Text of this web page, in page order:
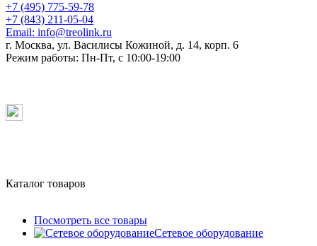
+7 (495) 775-59-78
+7 (843) 211-05-04
Email: info@treolink.ru
г. Москва, ул. Василисы Кожиной, д. 14, корп. 6
Режим работы: Пн-Пт, с 10:00-19:00
Каталог товаров
Посмотреть все товары
Сетевое оборудование